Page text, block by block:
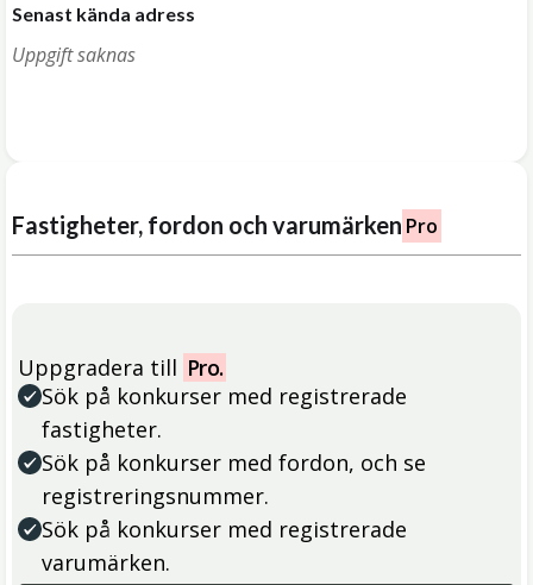
Senast kända adress
Uppgift saknas
Fastigheter, fordon och varumärken Pro
Uppgradera till Pro.
Sök på konkurser med registrerade
fastigheter.
Sök på konkurser med fordon, och se
registreringsnummer.
Sök på konkurser med registrerade
varumärken.